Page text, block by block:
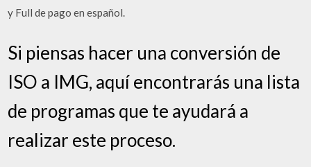
y Full de pago en español.
Si piensas hacer una conversión de
ISO a IMG, aquí encontrarás una lista
de programas que te ayudará a
realizar este proceso.